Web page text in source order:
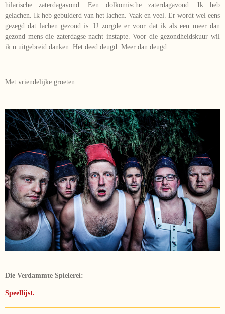
hilarische zaterdagavond. Een dolkomische zaterdagavond. Ik heb
gelachen. Ik heb gebulderd van het lachen. Vaak en veel. Er wordt wel eens
gezegd dat lachen gezond is. U zorgde er voor dat ik als een meer dan
gezond mens die zaterdagse nacht instapte. Voor die gezondheidskuur wil
ik u uitgebreid danken. Het deed deugd. Meer dan deugd.
Met vriendelijke groeten.
Die Verdammte Spielerei:
Speellijst.